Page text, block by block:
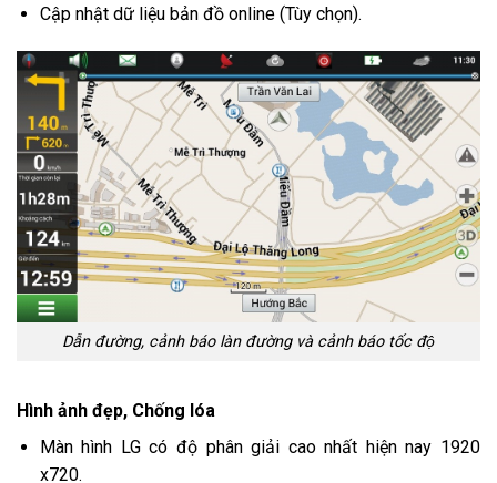
Cập nhật dữ liệu bản đồ online (Tùy chọn).
Dẫn đường, cảnh báo làn đường và cảnh báo tốc độ
Hình ảnh đẹp, Chống lóa
Màn hình LG có độ phân giải cao nhất hiện nay 1920
x720.